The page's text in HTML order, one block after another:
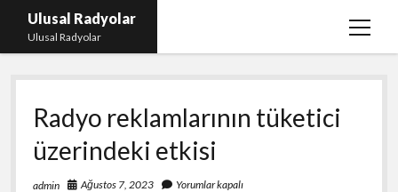
Ulusal Radyolar
Ulusal Radyolar
menüyü
Ana Başlık: Discord Instagram Botu
Instagram Beğeni Kazanma Ücretsiz
Liste
Sayfa Listesi
Radyo reklamlarının tüketici
üzerindeki etkisi
admin Ağustos 7, 2023 Yorumlar kapalı